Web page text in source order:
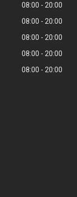
08:00
20:00
08:00
20:00
08:00
20:00
08:00
20:00
08:00 20:00